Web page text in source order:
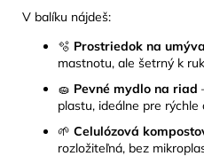
V balíku nájdeš:
🫧 Prostriedok na
mastnotu, ale šetrný k
🧽 Pevné mydlo na riad
plastu, ideálne pre rýchle
🌱 Celulózová
rozložiteľná, bez